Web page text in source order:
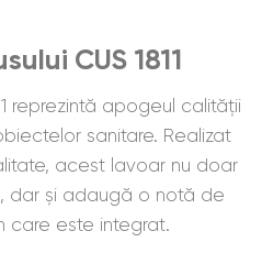
CUS 1811
reprezintă apogeul calității
sanitare. Realizat
acest lavoar nu doar
dar și adaugă o notă de
care este integrat.